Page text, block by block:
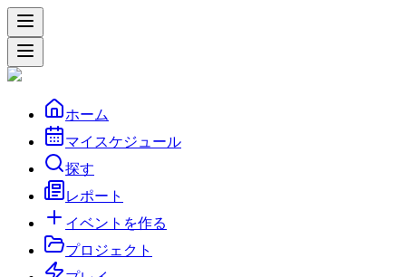
ホーム
マイスケジュール
探す
レポート
イベントを作る
プロジェクト